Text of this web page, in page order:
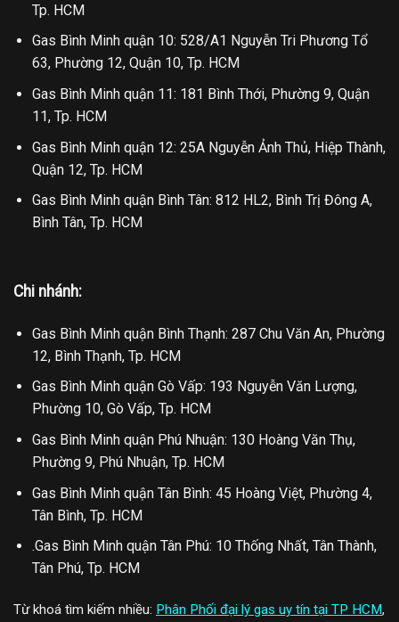
Tp. HCM
Gas Bình Minh quận 10: 528/A1 Nguyễn Tri Phương Tổ
63, Phường 12, Quận 10, Tp. HCM
Gas Bình Minh quận 11: 181 Bình Thới, Phường 9, Quận
11, Tp. HCM
Gas Bình Minh quận 12: 25A Nguyễn Ảnh Thủ, Hiệp Thành,
Quận 12, Tp. HCM
Gas Bình Minh quận Bình Tân: 812 HL2, Bình Trị Đông A,
Bình Tân, Tp. HCM
Chi nhánh:
Gas Bình Minh quận Bình Thạnh: 287 Chu Văn An, Phường
12, Bình Thạnh, Tp. HCM
Gas Bình Minh quận Gò Vấp: 193 Nguyễn Văn Lượng,
Phường 10, Gò Vấp, Tp. HCM
Gas Bình Minh quận Phú Nhuận: 130 Hoàng Văn Thụ,
Phường 9, Phú Nhuận, Tp. HCM
Gas Bình Minh quận Tân Bình: 45 Hoàng Việt, Phường 4,
Tân Bình, Tp. HCM
.Gas Bình Minh quận Tân Phú: 10 Thống Nhất, Tân Thành,
Tân Phú, Tp. HCM
Từ khoá tìm kiếm nhiều: Phân Phối đại lý gas uy tín tại TP HCM,